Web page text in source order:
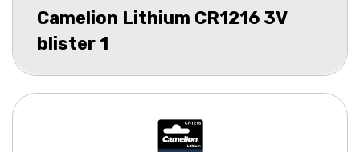
Camelion Lithium CR1216 3V
blister 1